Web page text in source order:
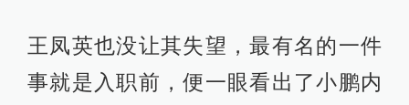
王凤英也没让其失望，最有名的一件
事就是入职前，便一眼看出了小鹏内